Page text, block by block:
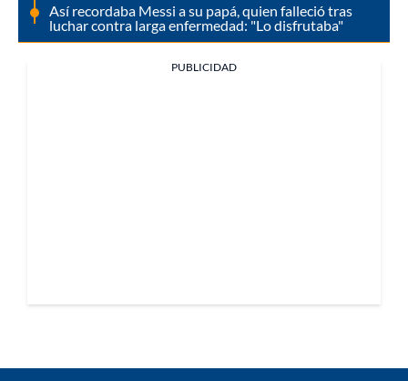
Así recordaba Messi a su papá, quien falleció tras
luchar contra larga enfermedad: "Lo disfrutaba"
PUBLICIDAD